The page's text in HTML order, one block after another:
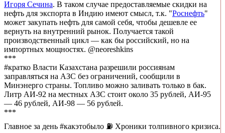
Игоря Сечина. В таком случае предоставляемые скидки на
нефть для экспорта в Индию имеют смысл, т.к. "Роснефть"
может закупать нефть для самой себя, чтобы дешевле ее
вернуть на внутренний рынок. Получается такой
производственный цикл — как бы российский, но на
импортных мощностях. @neoreshkins
***
#кратко Власти Казахстана разрешили россиянам
заправляться на АЗС без ограничений, сообщили в
Минэнерго страны. Топливо можно заливать только в бак.
Литр АИ-92 на местных АЗС стоит около 35 рублей, АИ-95
— 46 рублей, АИ-98 — 56 рублей.
***
Главное за день #какэтобыло ⛽️ Хроники толпивного кризиса.